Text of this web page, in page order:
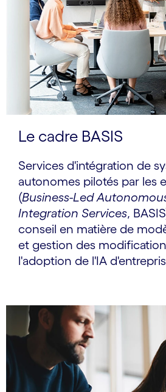
Le cadre BASIS
Services d'intégration de
autonomes pilotés par les
(Business-Led
Integration Services,
conseil en matière de
et gestion des
l'adoption de l'IA